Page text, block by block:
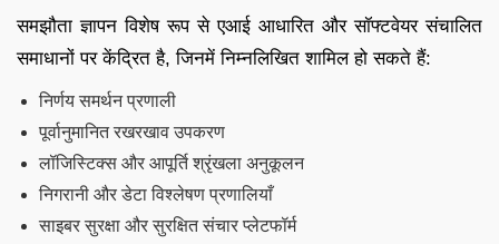
समझौता ज्ञापन विशेष रूप से एआई आधारित और सॉफ्टवेयर संचालित
समाधानों पर केंद्रित है, जिनमें निम्नलिखित शामिल हो सकते हैं:
निर्णय समर्थन प्रणाली
पूर्वानुमानित रखरखाव उपकरण
लॉजिस्टिक्स और आपूर्ति श्रृंखला अनुकूलन
निगरानी और डेटा विश्लेषण प्रणालियाँ
साइबर सुरक्षा और सुरक्षित संचार प्लेटफॉर्म